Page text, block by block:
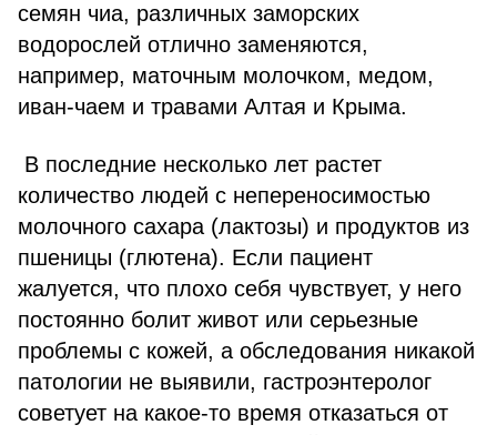
семян чиа, различных заморских
водорослей отлично заменяются,
например, маточным молочком, медом,
иван-чаем и травами Алтая и Крыма.
В последние несколько лет растет
количество людей с непереносимостью
молочного сахара (лактозы) и продуктов из
пшеницы (глютена). Если пациент
жалуется, что плохо себя чувствует, у него
постоянно болит живот или серьезные
проблемы с кожей, а обследования никакой
патологии не выявили, гастроэнтеролог
советует на какое-то время отказаться от